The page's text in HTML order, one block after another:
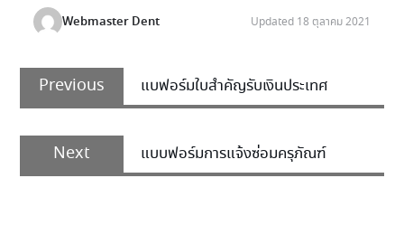
Webmaster Dent Updated 18 ตุลาคม 2021
Previous แบฟอร์มใบสำคัญรับเงินประเทศ
Next แบบฟอร์มการแจ้งซ่อมครุภัณฑ์